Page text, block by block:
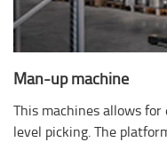
Man-up machine
This machines allows
level picking. The